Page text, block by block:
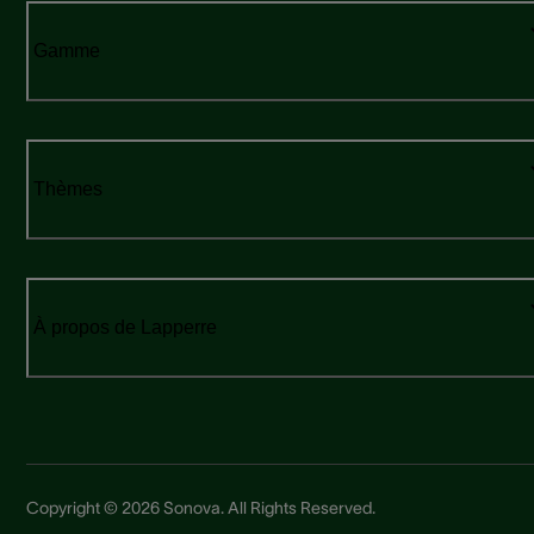
Gamme
Thèmes
À propos de Lapperre
Copyright © 2026 Sonova. All Rights Reserved.